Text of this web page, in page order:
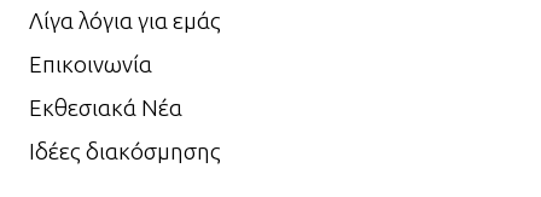
Λίγα λόγια για εμάς
Επικοινωνία
Εκθεσιακά Νέα
Ιδέες διακόσμησης